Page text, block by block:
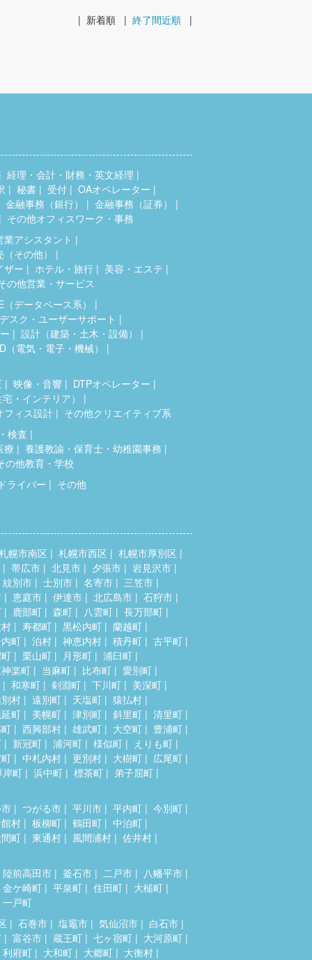
| 新着順 | 終了間近順 |
経理・会計・財務・英文経理
秘書 受付
OAオペレーター
金融事務（銀行）
金融事務（証券）
その他オフィスワーク・事務
業アシスタント
その他）
ザー
ホテル・旅行
美容・エステ
の他営業・サービス
（データベース系）
スク・ユーザーサポート
設計（建築・土木・設備）
（電気・電子・機械）
映像・音響
DTPオペレーター
・インテリア）
フィス設計
その他クリエイティブ系
検査
療
養護教諭・保育士・幼稚園事務
の他教育・学校
ライバー
その他
幌市南区 札幌市西区
札幌市厚別区
帯広市
北見市 夕張市
岩見沢市
紋別市
士別市 名寄市
三笠市
恵庭市 伊達市 北広島市
石狩市
鹿部町 森町 八雲町
長万部町
寿都町 黒松内町
蘭越町
町
泊村 神恵内村 積丹町
古平町
栗山町 月形町
浦臼町
楽町
当麻町 比布町
愛別町
和寒町
剣淵町 下川町
美深町
村
遠別町 天塩町
猿払村
町
美幌町 津別町 斜里町
清里町
西興部村 雄武町 大空町
豊浦町
新冠町 浦河町 様似町
えりも町
中札内村 更別村 大樹町
広尾町
岸町
浜中町 標茶町 弟子屈町
つがる市 平川市 平内町
今別町
村
板柳町 鶴田町
中泊町
町
東通村 風間浦村 佐井村
陸前高田市 釜石市 二戸市
八幡平市
金ケ崎町
平泉町 住田町
大槌町
一戸町
石巻市 塩竈市 気仙沼市
白石市
富谷市 蔵王町 七ヶ宿町
大河原町
利府町
大和町 大郷町 大衡村